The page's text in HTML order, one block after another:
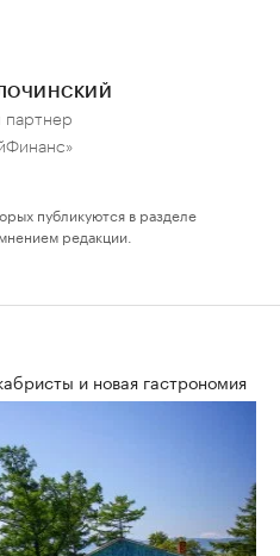
партнер
публикуются в разделе
редакции.
и новая гастрономия